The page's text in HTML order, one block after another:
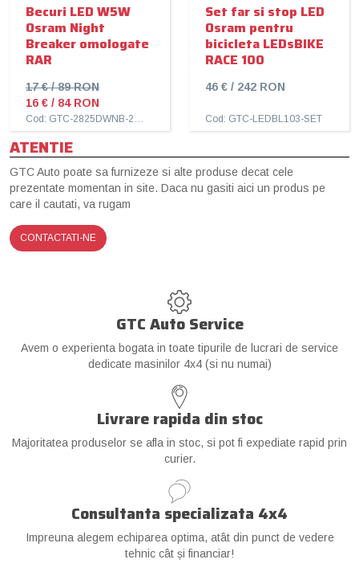
Becuri LED W5W
Osram Night
Breaker omologate
RAR
17 € / 89 RON
16 € / 84 RON
Set far si stop LED
Osram pentru
bicicleta LEDsBIKE
RACE 100
46 € / 242 RON
Cod: GTC-LEDBL103-SET
ATENTIE
GTC Auto poate sa furnizeze si alte produse decat cele
prezentate momentan in site. Daca nu gasiti aici un produs pe
care il cautati, va rugam
CONTACTATI-NE
GTC Auto Service
Avem o experienta bogata in toate tipurile de lucrari de service
dedicate masinilor 4x4 (si nu numai)
Livrare rapida din stoc
Majoritatea produselor se afla in stoc, si pot fi expediate rapid prin
curier.
Consultanta specializata 4x4
Impreuna alegem echiparea optima, atât din punct de vedere
tehnic cât și financiar!